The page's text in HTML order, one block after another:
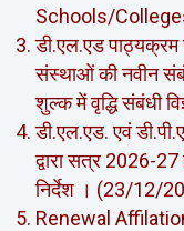
Schools/
डी.एल.एड पाठ्यक्रम
संस्‍थाओं की नवीन
शुल्‍क में वृद्धि संबंधी
डी.एल.एड. एवं
द्वारा सत्र 2026-
निर्देश । (23/12/
Renewal